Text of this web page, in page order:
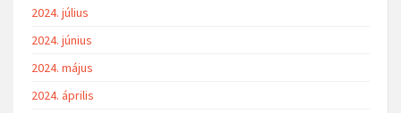
2024. július
2024. június
2024. május
2024. április